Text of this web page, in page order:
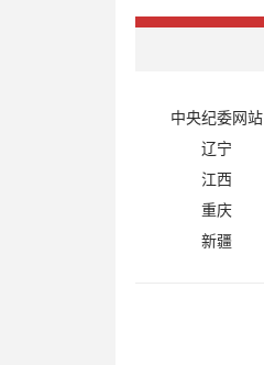
中央纪委网站
辽宁
江西
重庆
新疆